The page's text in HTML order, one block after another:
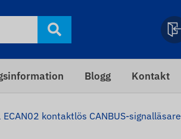
Blogg Kontakt
kontaktlös CANBUS-signalläsare